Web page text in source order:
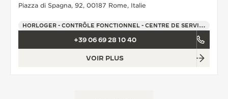
Piazza di Spagna, 92, 00187 Rome, Italie
HORLOGER - CONTRÔLE FONCTIONNEL - CENTRE DE SERVICE OFFICIEL - POINT DE VENTE
+39 06 69 28 10 40
VOIR PLUS